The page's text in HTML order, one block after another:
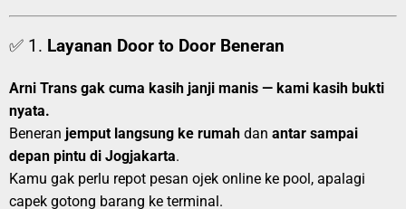
✅ 1. Layanan Door to Door Beneran
Arni Trans gak cuma kasih janji manis — kami kasih bukti
nyata.
Beneran jemput langsung ke rumah dan antar sampai
depan pintu di Jogjakarta.
Kamu gak perlu repot pesan ojek online ke pool, apalagi
capek gotong barang ke terminal.